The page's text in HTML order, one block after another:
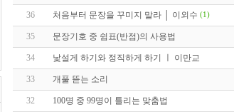
36 처음부터 문장을 꾸미지 말라 │ 이외수 (1)
35 문장기호 중 쉼표(반점)의 사용법
34 낯설게 하기와 정직하게 하기 ㅣ 이만교
33 개풀 뜯는 소리
32 100명 중 99명이 틀리는 맞춤법